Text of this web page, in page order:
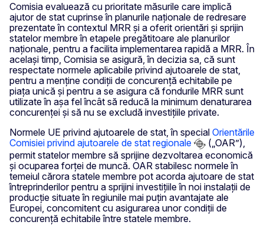
Comisia evaluează cu prioritate măsurile care implică
ajutor de stat cuprinse în planurile naționale de redresare
prezentate în contextul MRR și a oferit orientări și sprijin
statelor membre în etapele pregătitoare ale planurilor
naționale, pentru a facilita implementarea rapidă a MRR. În
același timp, Comisia se asigură, în decizia sa, că sunt
respectate normele aplicabile privind ajutoarele de stat,
pentru a menține condiții de concurență echitabile pe
piața unică și pentru a se asigura că fondurile MRR sunt
utilizate în așa fel încât să reducă la minimum denaturarea
concurenței și să nu se excludă investițiile private.
Normele UE privind ajutoarele de stat, în special Orientările
Comisiei privind ajutoarele de stat regionale
(„OAR”),
permit statelor membre să sprijine dezvoltarea economică
și ocuparea forței de muncă. OAR stabilesc normele în
temeiul cărora statele membre pot acorda ajutoare de stat
întreprinderilor pentru a sprijini investițiile în noi instalații de
producție situate în regiunile mai puțin avantajate ale
Europei, concomitent cu asigurarea unor condiții de
concurență echitabile între statele membre.